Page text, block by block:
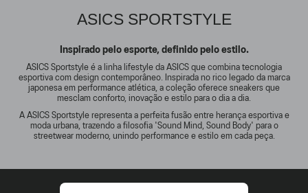
ASICS SPORTSTYLE
Inspirado pelo esporte, definido pelo estilo.
ASICS Sportstyle é a linha lifestyle da ASICS que combina tecnologia
esportiva com design contemporâneo. Inspirada no rico legado da marca
japonesa em performance atlética, a coleção oferece sneakers que
mesclam conforto, inovação e estilo para o dia a dia.
A ASICS Sportstyle representa a perfeita fusão entre herança esportiva e
moda urbana, trazendo a filosofia 'Sound Mind, Sound Body' para o
streetwear moderno, unindo performance e estilo em cada peça.